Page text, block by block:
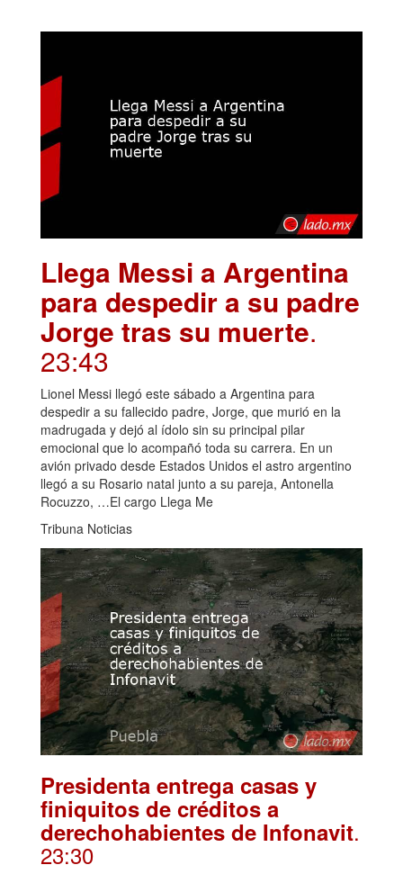
Llega Messi a Argentina
para despedir a su padre
Jorge tras su muerte.
23:43
Lionel Messi llegó este sábado a Argentina para
despedir a su fallecido padre, Jorge, que murió en la
madrugada y dejó al ídolo sin su principal pilar
emocional que lo acompañó toda su carrera. En un
avión privado desde Estados Unidos el astro argentino
llegó a su Rosario natal junto a su pareja, Antonella
Rocuzzo, …El cargo Llega Me
Tribuna Noticias
Presidenta entrega casas y
finiquitos de créditos a
derechohabientes de Infonavit.
23:30